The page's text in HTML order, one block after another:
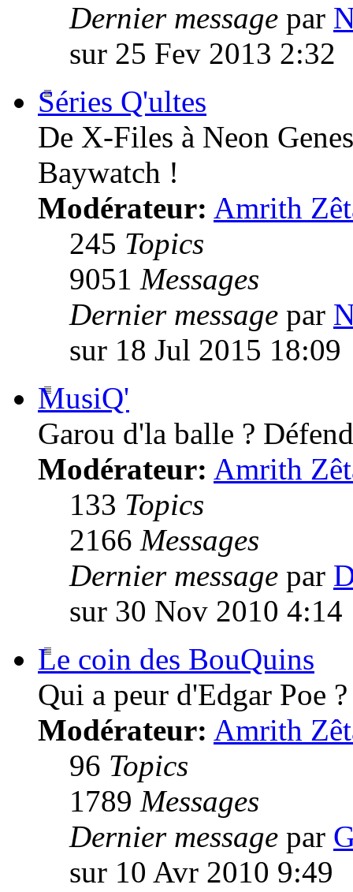
Dernier message par
sur 25 Fev 2013 2:32
Séries Q'ultes
De X-Files à Neon
Baywatch !
Modérateur: Amrith
245 Topics
9051 Messages
Dernier message par
sur 18 Jul 2015 18:09
MusiQ'
Garou d'la balle ?
Modérateur: Amrith
133 Topics
2166 Messages
Dernier message par
sur 30 Nov 2010 4:14
Le coin des BouQuins
Qui a peur d'Edgar Poe ?
Modérateur: Amrith
96 Topics
1789 Messages
Dernier message par
sur 10 Avr 2010 9:49